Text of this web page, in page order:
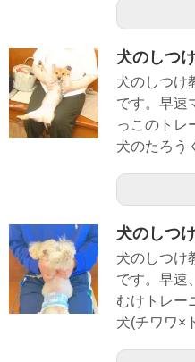
犬のしつ
犬のしつけ
です。早速
っこのトレ
犬のたろう
犬のしつ
犬のしつけ
です。早速
むけトレー
犬(チワワ×